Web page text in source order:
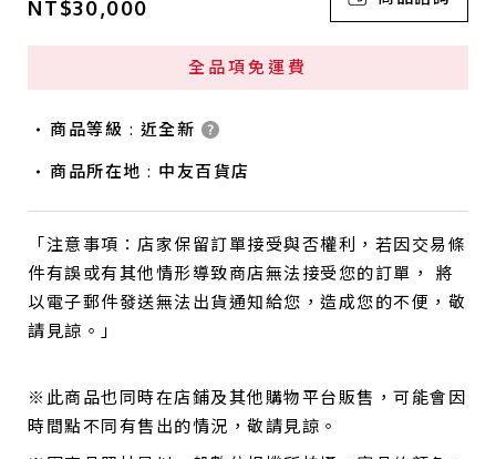
NT$30,000
全品項免運費
商品等級 : 近全新
商品所在地 : 中友百貨店
「注意事項：店家保留訂單接受與否權利，若因交易條
件有誤或有其他情形導致商店無法接受您的訂單， 將
以電子郵件發送無法出貨通知給您，造成您的不便，敬
請見諒。」
※此商品也同時在店鋪及其他購物平台販售，可能會因
時間點不同有售出的情況，敬請見諒。